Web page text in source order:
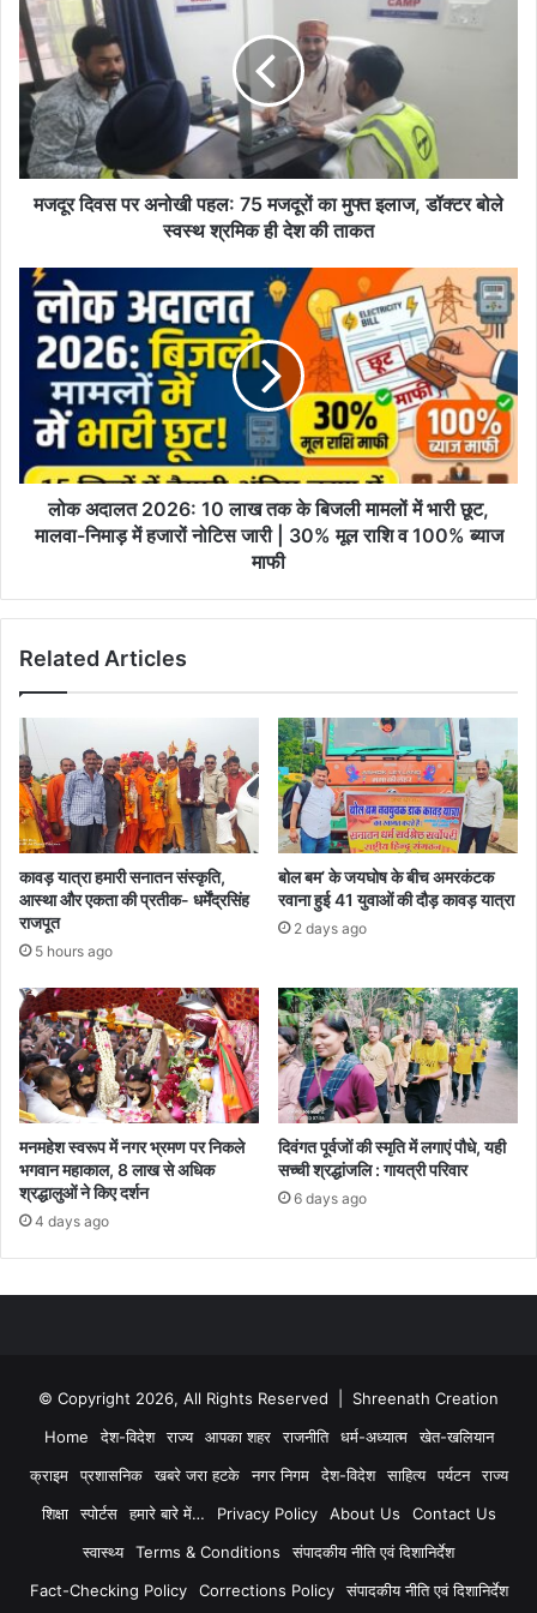
पर
अनोखी
पहल:
75
मजदूरों
का
मुफ्त
इलाज,
स्वस्थ
श्रमिक
मजदूर दिवस पर अनोखी पहल: 75 मजदूरों का मुफ्त इलाज, डॉक्टर बोले
स्वस्थ श्रमिक ही देश की ताकत
लोक
अदालत
2026:
बिजली
मामलों
भारी
निमाड़
हजारों
30%
मूल
राशि
व
100%
ब्याज
माफी
लोक अदालत 2026: 10 लाख तक के बिजली मामलों में भारी छूट,
मालवा-निमाड़ में हजारों नोटिस जारी | 30% मूल राशि व 100% ब्याज
माफी
Related Articles
कावड़ यात्रा हमारी सनातन संस्कृति,
आस्था और एकता की प्रतीक- धर्मेंद्रसिंह
राजपूत
5 hours ago
बोल बम’ के जयघोष के बीच अमरकंटक
रवाना हुई 41 युवाओं की दौड़ कावड़ यात्रा
2 days ago
मनमहेश स्वरूप में नगर भ्रमण पर निकले
भगवान महाकाल, 8 लाख से अधिक
श्रद्धालुओं ने किए दर्शन
4 days ago
दिवंगत पूर्वजों की स्मृति में लगाएं पौधे, यही
सच्ची श्रद्धांजलि : गायत्री परिवार
6 days ago
© Copyright 2026, All Rights Reserved | Shreenath Creation
Home
देश-विदेश राज्य आपका शहर राजनीति धर्म-अध्यात्म
खेत-खलियान
क्राइम
प्रशासनिक खबरे जरा हटके नगर निगम देश-विदेश साहित्य पर्यटन
राज्य
शिक्षा
स्पोर्टस हमारे बारे में… Privacy Policy About Us
Contact Us
स्वास्थ्य
Terms & Conditions
संपादकीय नीति एवं दिशानिर्देश
Fact-Checking Policy
Corrections Policy संपादकीय नीति एवं दिशानिर्देश